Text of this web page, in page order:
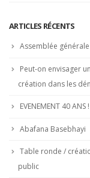
ARTICLES RÉCENTS
Assemblée
Peut-on envisager
création dans les
EVENEMENT 40 ANS !
Abafana Basebhayi
Table ronde /
public